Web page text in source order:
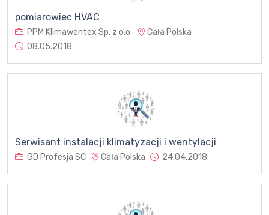
pomiarowiec HVAC
PPM Klimawentex Sp. z o.o.
Cała Polska
08.05.2018
Serwisant instalacji klimatyzacji i wentylacji
GD Profesja SC Cała Polska 24.04.2018